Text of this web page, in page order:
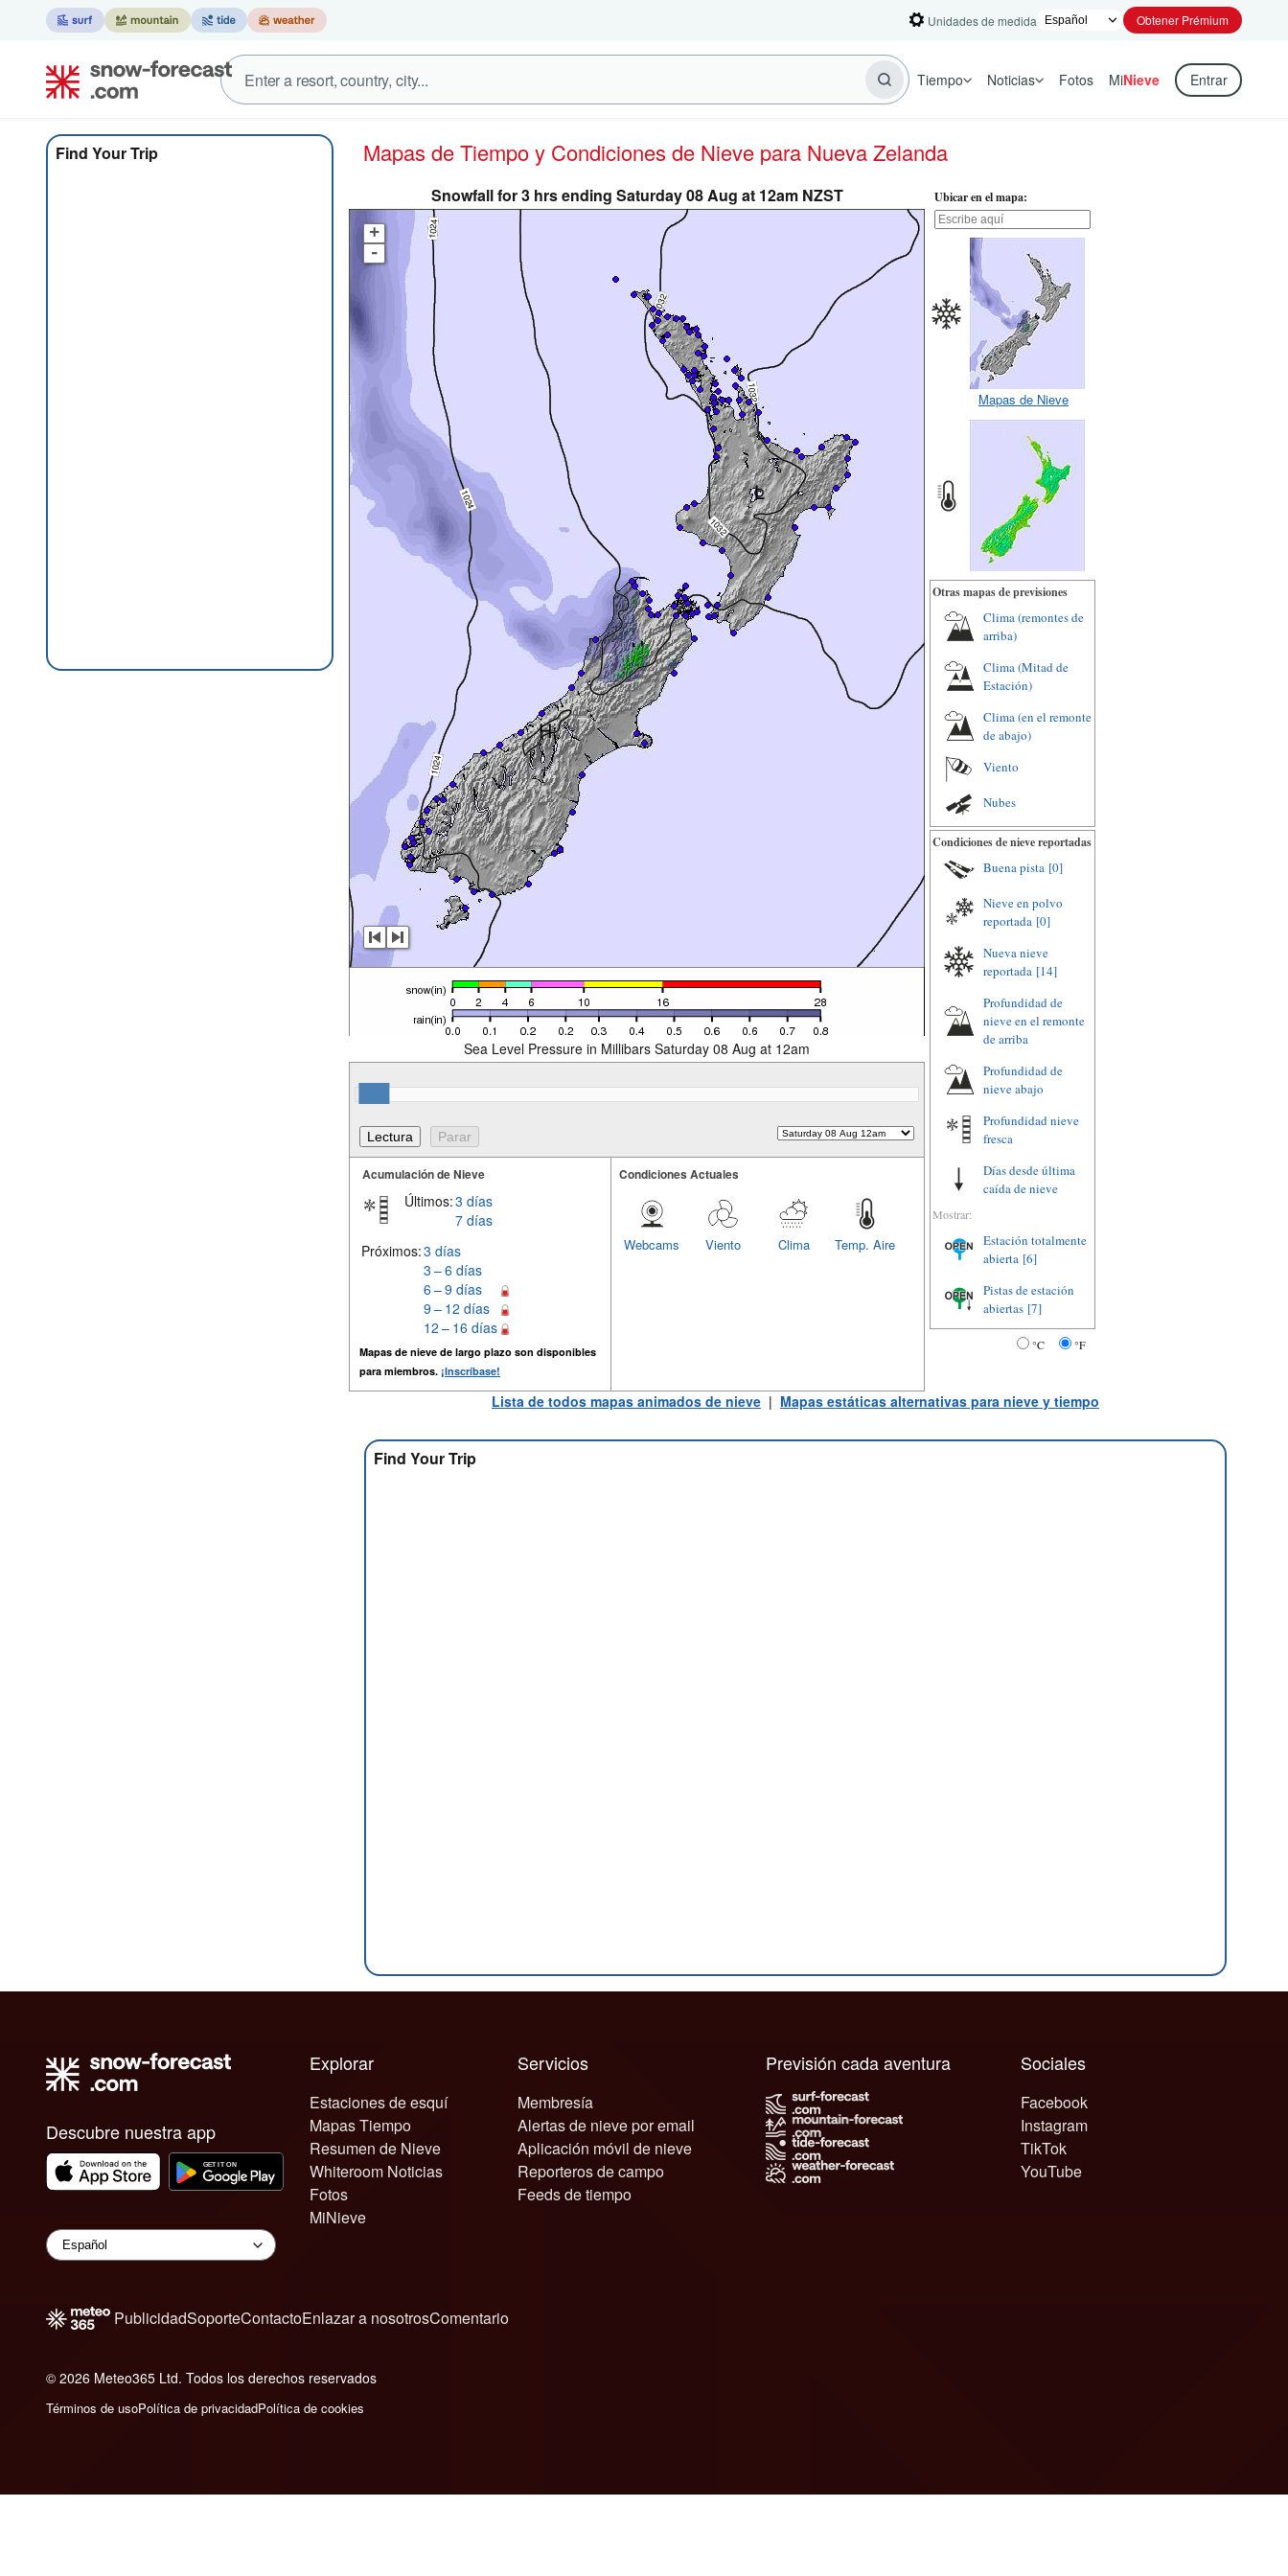
Unidades de medida Obtener Prémium
Tiempo Noticias Fotos MiNieve Entrar
Find Your Trip Mapas de Tiempo y Condiciones de Nieve para Nueva Zelanda
Snowfall for 3 hrs ending Saturday 08 Aug at 12am NZST
+
-
Sea Level Pressure in Millibars Saturday 08 Aug at 12am
Acumulación de Nieve
Últimos:3 días
7 días
Próximos:3 días
3 – 6 días
6 – 9 días
9 – 12 días
12 – 16 días
Mapas de nieve de largo plazo son disponibles
para miembros. ¡Inscríbase!
Condiciones Actuales
Temp. Aire
Clima
Viento
Webcams
Ubicar en el mapa:
Mapas de Nieve
Otras mapas de previsiones
Clima (remontes de
arriba)
Clima (Mitad de
Estación)
Clima (en el remonte
de abajo)
Viento
Nubes
Condiciones de nieve reportadas
Buena pista [0]
Nieve en polvo
reportada [0]
Nueva nieve
reportada [14]
Profundidad de
nieve en el remonte
de arriba
Profundidad de
nieve abajo
Profundidad nieve
fresca
Días desde última
caída de nieve
Mostrar:
Estación totalmente
abierta [6]
Pistas de estación
abiertas [7]
°C °F
Lista de todos mapas animados de nieve | Mapas estáticas alternativas para nieve y tiempo
Find Your Trip
Descubre nuestra app
Explorar
Estaciones de esquí
Mapas Tiempo
Resumen de Nieve
Whiteroom Noticias
Fotos
MiNieve
Servicios
Membresía
Alertas de nieve por email
Aplicación móvil de nieve
Reporteros de campo
Feeds de tiempo
Sociales
Facebook
Instagram
TikTok
YouTube
Previsión cada aventura
PublicidadSoporteContactoEnlazar a nosotrosComentario
© 2026 Meteo365 Ltd. Todos los derechos reservados
Términos de usoPolítica de privacidadPolítica de cookies